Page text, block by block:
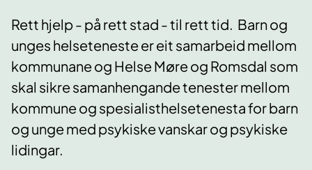
Rett hjelp - på rett stad - til rett tid. Barn og
unges helseteneste er eit samarbeid mellom
kommunane og Helse Møre og Romsdal som
skal sikre samanhengande tenester mellom
kommune og spesialisthelsetenesta for barn
og unge med psykiske vanskar og psykiske
lidingar.